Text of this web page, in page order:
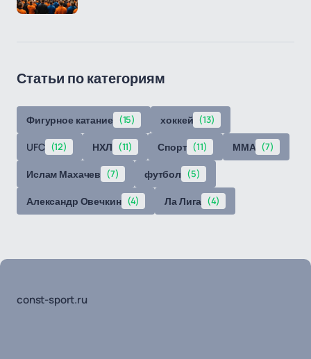
Статьи по категориям
Фигурное катание (15) хоккей (13)
UFC (12) НХЛ (11) Спорт (11) ММА (7)
Ислам Махачев (7) футбол (5)
Александр Овечкин (4) Ла Лига (4)
const-sport.ru